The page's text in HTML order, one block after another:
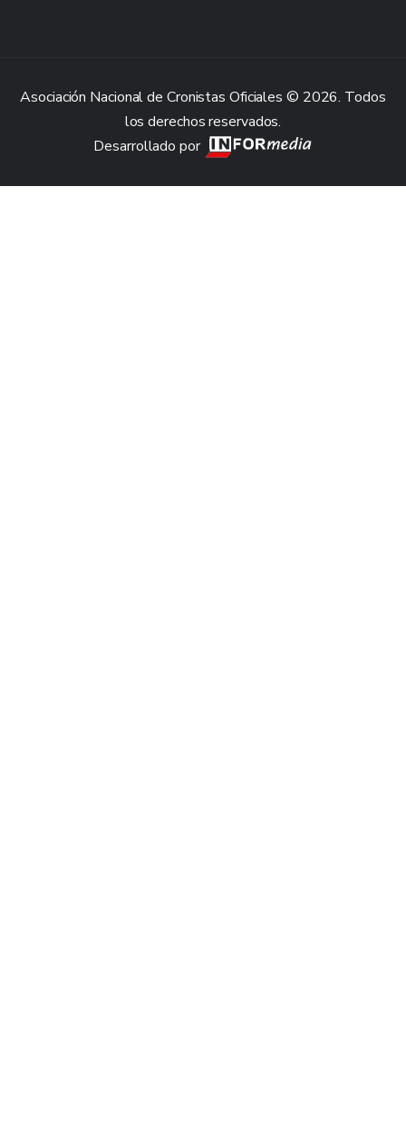
Asociación Nacional de Cronistas Oficiales © 2026. Todos
los derechos reservados.
Desarrollado por